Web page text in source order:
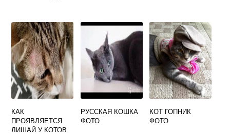
КАК
ПРОЯВЛЯЕТСЯ
ЛИШАЙ У КОТОВ
РУССКАЯ КОШКА
ФОТО
КОТ ГОПНИК
ФОТО